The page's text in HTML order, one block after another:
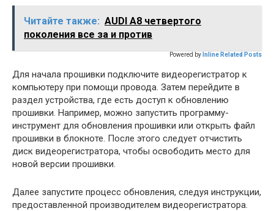
Читайте также: AUDI A8 четвертого
поколения все за и против
Powered by Inline Related Posts
Для начала прошивки подключите видеорегистратор к
компьютеру при помощи провода. Затем перейдите в
раздел устройства, где есть доступ к обновлению
прошивки. Например, можно запустить программу-
инструмент для обновления прошивки или открыть файл
прошивки в блокноте. После этого следует отчистить
диск видеорегистратора, чтобы освободить место для
новой версии прошивки.
Далее запустите процесс обновления, следуя инструкции,
предоставленной производителем видеорегистратора.